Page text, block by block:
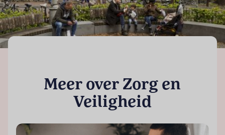
Meer over Zorg en
Veiligheid